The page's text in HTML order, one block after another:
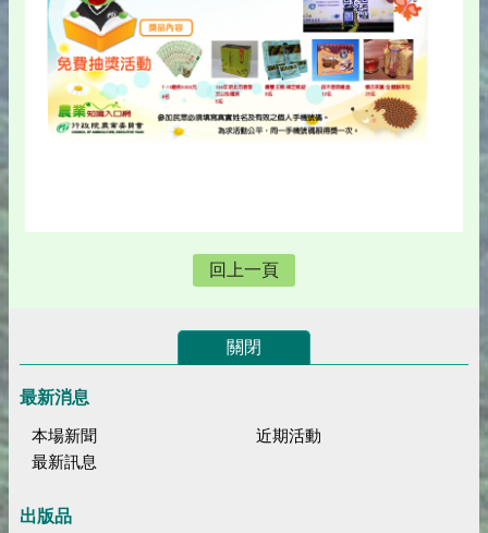
回上一頁
關閉
最新消息
本場新聞
近期活動
最新訊息
出版品